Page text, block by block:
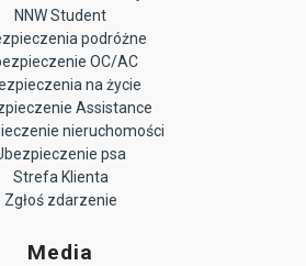
NNW Student
podróżne
OC/AC
na życie
Assistance
nieruchomości
psa
Strefa Klienta
Zgłoś zdarzenie
Media